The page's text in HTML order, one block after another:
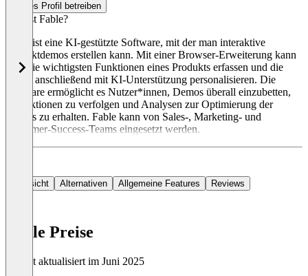
Dieses Profil betreiben
Was ist Fable?
Fable ist eine KI-gestützte Software, mit der man interaktive
Produktdemos erstellen kann. Mit einer Browser-Erweiterung kann
man die wichtigsten Funktionen eines Produkts erfassen und die
Demo anschließend mit KI-Unterstützung personalisieren. Die
Software ermöglicht es Nutzer*innen, Demos überall einzubetten,
Interaktionen zu verfolgen und Analysen zur Optimierung der
Demos zu erhalten. Fable kann von Sales-, Marketing- und
Customer-Success-Teams eingesetzt werden.
Übersicht Alternativen Allgemeine Features Reviews
Fable Preise
Zuletzt aktualisiert im Juni 2025